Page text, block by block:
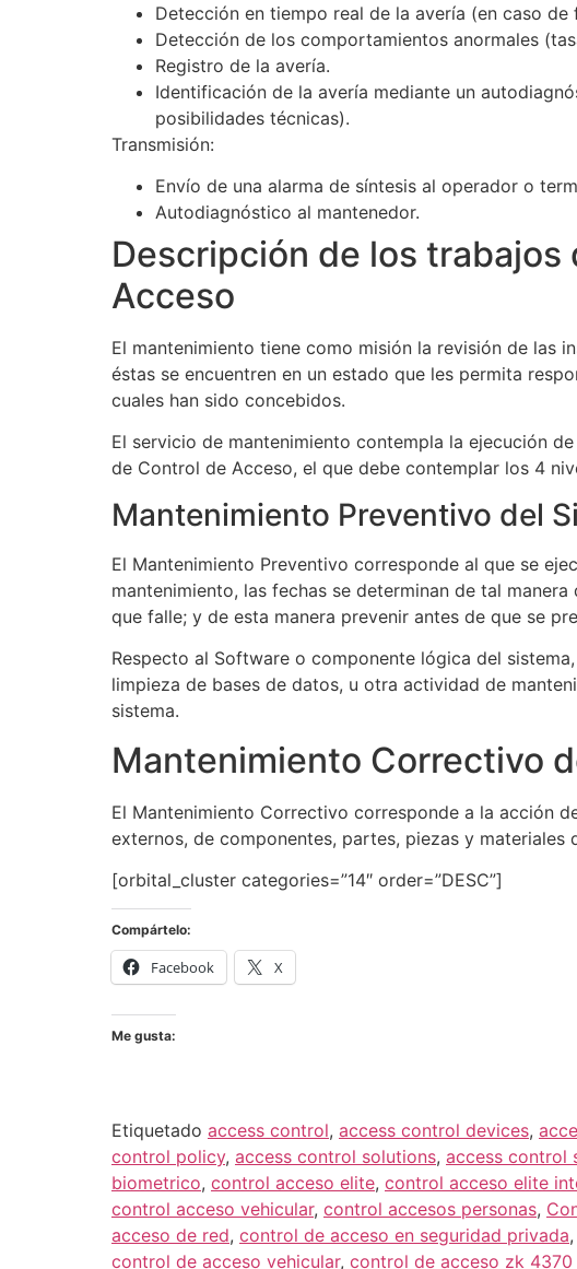
Detección en tiempo real de la avería (en caso de
Detección de los comportamientos anormales
Registro de la avería.
Identificación de la avería mediante un
posibilidades técnicas).
Transmisión:
Envío de una alarma de síntesis al operador o
Autodiagnóstico al mantenedor.
Descripción de los
Acceso
El mantenimiento tiene como misión la revisión de las
éstas se encuentren en un estado que les permita
cuales han sido concebidos.
El servicio de mantenimiento contempla la ejecución
de Control de Acceso, el que debe contemplar los 4
Mantenimiento Preventivo del
El Mantenimiento Preventivo corresponde al que se
mantenimiento, las fechas se determinan de tal
que falle; y de esta manera prevenir antes de que se
Respecto al Software o componente lógica del
limpieza de bases de datos, u otra actividad de
sistema.
Mantenimiento Correctivo
El Mantenimiento Correctivo corresponde a la acción
externos, de componentes, partes, piezas y
[orbital_cluster categories=”14″ order=”DESC”]
Compártelo:
Facebook X
Me gusta:
Etiquetado access control, access control devices,
control policy, access control solutions, access control
biometrico, control acceso elite, control acceso elite
control acceso vehicular, control accesos personas,
acceso de red, control de acceso en seguridad privada,
control de acceso vehicular, control de acceso zk 4370